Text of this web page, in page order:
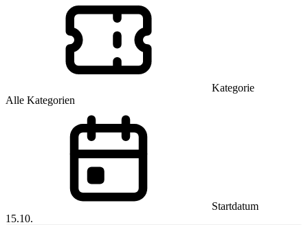
Kategorie
Alle Kategorien
Startdatum
15.10.